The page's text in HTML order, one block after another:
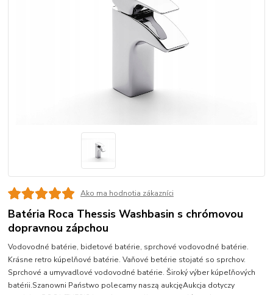
Ako ma hodnotia zákazníci
Batéria Roca Thessis Washbasin s chrómovou
dopravnou zápchou
Vodovodné batérie, bidetové batérie, sprchové vodovodné batérie.
Krásne retro kúpelňové batérie. Vaňové betérie stojaté so sprchov.
Sprchové a umyvadlové vodovodné batérie. Široký výber kúpeľňových
batérii.Szanowni Państwo polecamy naszą aukcjęAukcja dotyczy